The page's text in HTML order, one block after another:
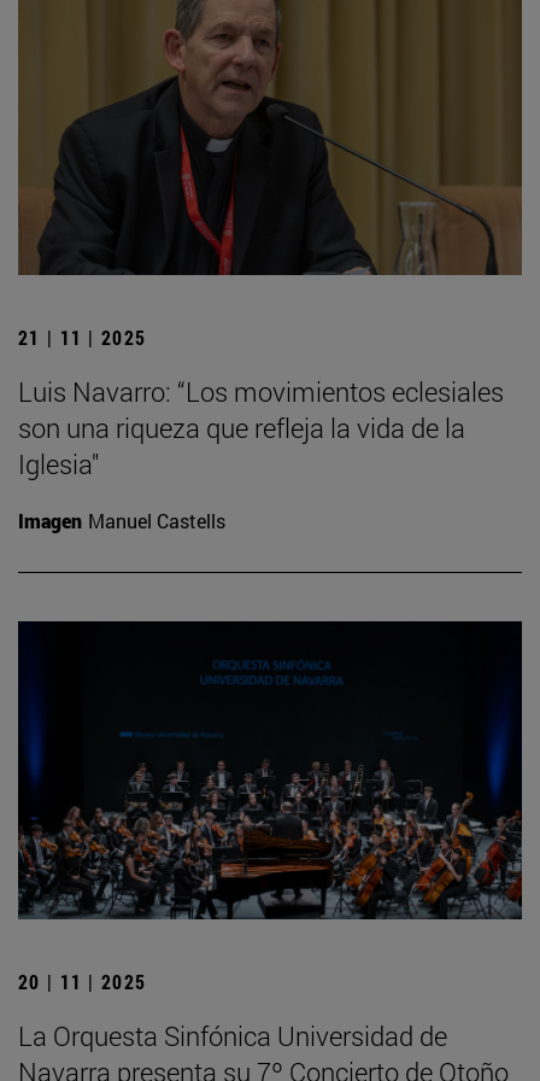
21 | 11 | 2025
Luis Navarro: “Los movimientos eclesiales
son una riqueza que refleja la vida de la
Iglesia"
Imagen Manuel Castells
20 | 11 | 2025
La Orquesta Sinfónica Universidad de
Navarra presenta su 7º Concierto de Otoño